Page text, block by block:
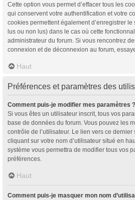
Cette option vous permet d’effacer tous les
qui conservent votre authentification et votre
cookies permettent également d’enregistrer le
lus ou non lus) dans le cas où cette
administrateur du forum. Si vous rencontrez
connexion et de déconnexion au forum,
Haut
Préférences et paramètres des
Comment puis-je modifier mes paramètres ?
Si vous êtes un utilisateur inscrit, tous vos
base de données du forum. Vous pouvez les
contrôle de l’utilisateur. Le lien vers ce
cliquant sur votre nom d’utilisateur situé en
système vous permettra de modifier tous vos
préférences.
Haut
Comment puis-je masquer mon nom